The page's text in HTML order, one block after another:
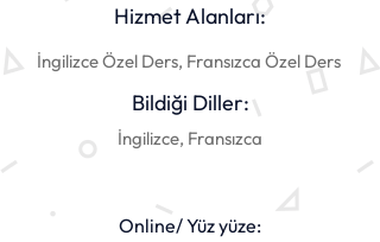
Hizmet Alanları:
İngilizce Özel Ders, Fransızca Özel Ders
Bildiği Diller:
İngilizce, Fransızca
Online/ Yüz yüze: